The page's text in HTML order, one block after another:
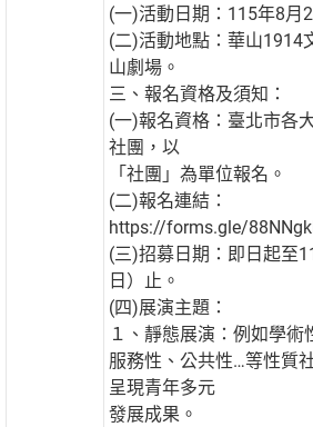
(一)活動日期：115年8月
(二)活動地點：華山1914
山劇場。
三、報名資格及須知：
(一)報名資格：臺北市各
社團，以
「社團」為單位報名。
(二)報名連結：
https://forms.gle/
(三)招募日期：即日起至
日）止。
(四)展演主題：
１、靜態展演：例如學術
服務性、公共性…等性質
呈現青年多元
發展成果。